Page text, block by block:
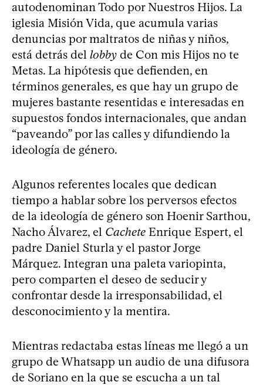
autodenominan Todo por Nuestros Hijos. La
iglesia Misión Vida, que acumula varias
denuncias por maltratos de niñas y niños,
está detrás del lobby de Con mis Hijos no te
Metas. La hipótesis que defienden, en
términos generales, es que hay un grupo de
mujeres bastante resentidas e interesadas en
supuestos fondos internacionales, que andan
“paveando” por las calles y difundiendo la
ideología de género.
Algunos referentes locales que dedican
tiempo a hablar sobre los perversos efectos
de la ideología de género son Hoenir Sarthou,
Nacho Álvarez, el Cachete Enrique Espert, el
padre Daniel Sturla y el pastor Jorge
Márquez. Integran una paleta variopinta,
pero comparten el deseo de seducir y
confrontar desde la irresponsabilidad, el
desconocimiento y la mentira.
Mientras redactaba estas líneas me llegó a un
grupo de Whatsapp un audio de una difusora
de Soriano en la que se escucha a un tal